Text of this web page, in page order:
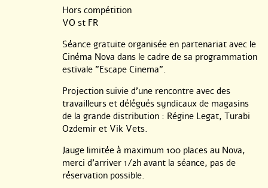
Hors compétition
VO st FR
Séance gratuite organisée en partenariat avec le
Cinéma Nova dans le cadre de sa programmation
estivale "Escape Cinema".
Projection suivie d’une rencontre avec des
travailleurs et délégués syndicaux de magasins
de la grande distribution : Régine Legat, Turabi
Ozdemir et Vik Vets.
Jauge limitée à maximum 100 places au Nova,
merci d’arriver 1/2h avant la séance, pas de
réservation possible.